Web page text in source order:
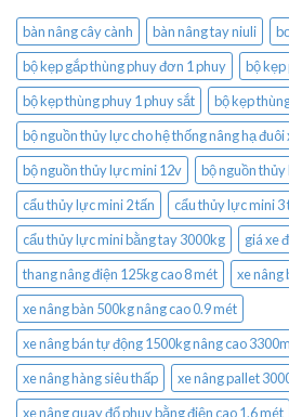
bàn nâng cây cành bàn nâng tay niuli
bộ kẹp gắp thùng phuy đơn 1 phuy
bộ kẹp
bộ kẹp thùng phuy 1 phuy sắt
bộ kẹp
bộ nguồn thủy lực cho hệ thống nâng hạ đuôi
bộ nguồn thủy lực mini 12v
bộ nguồn
cẩu thủy lực mini 2 tấn
cẩu thủy lực mini 3
cẩu thủy lực mini bằng tay 3000kg
giá xe
thang nâng điện 125kg cao 8 mét
xe nâng
xe nâng bàn 500kg nâng cao 0.9 mét
xe nâng bán tự động 1500kg nâng cao
xe nâng hàng siêu thấp
xe nâng pallet
xe nâng quay đổ phuy bằng điện cao 1.6 mét